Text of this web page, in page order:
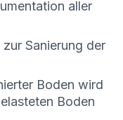
aller
Sanierung der
Boden wird
Boden